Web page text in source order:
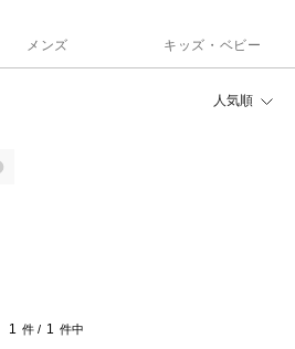
メンズ キッズ・ベビー
人気順
1 件 / 1 件中